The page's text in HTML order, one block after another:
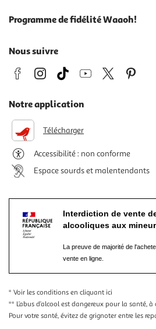
Programme de fidélité Waaoh!
Nous suivre
Notre application
Télécharger
Accessibilité : non conforme
Espace sourds et malentendants
Interdiction de vente
alcooliques aux
La preuve de majorité de
vente en ligne.
* Voir les conditions en cliquant ici
** L’abus d’alcool est dangereux pour la santé,
Pour votre santé, évitez de grignoter entre les